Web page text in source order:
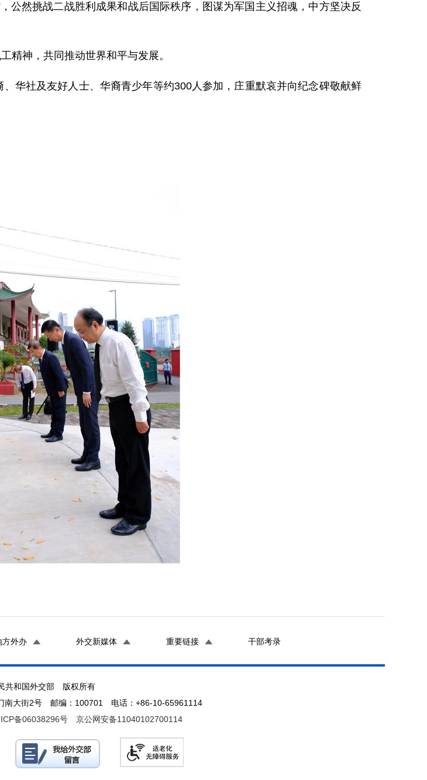
公然挑战二战胜利成果和战后国际秩序，图谋为军国主义招魂，中方坚决反
精神，共同推动世界和平与发展。
华社及友好人士、华裔青少年等约300人参加，庄重默哀并向纪念碑敬献鲜
方外办 外交新媒体 重要链接 干部考录
共和国外交部 版权所有
南大街2号 邮编：100701 电话：+86-10-65961114
备06038296号 京公网安备11040102700114